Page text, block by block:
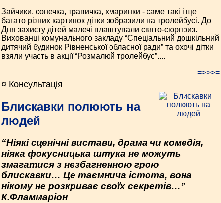
Зайчики, сонечка, травичка, хмаринки - саме такі і ще
багато різних картинок дітки зобразили на тролейбусі. До
Дня захисту дітей малечі влаштували свято-сюрприз.
Вихованці комунального закладу “Спеціальний дошкільний
дитячий будинок Рівненської обласної ради” та охочі дітки
взяли участь в акції “Розмалюй тролейбус”....
=>>>=
¤ Консультація
Блискавки полюють на
людей
“Ніякі сценічні вистави, драма чи комедія,
ніяка фокусницька штука не можуть
змагатися з незбагненною грою
блискавки… Це таємнича істота, вона
нікому не розкриває своїх секретів…”
К.Фламмаріон